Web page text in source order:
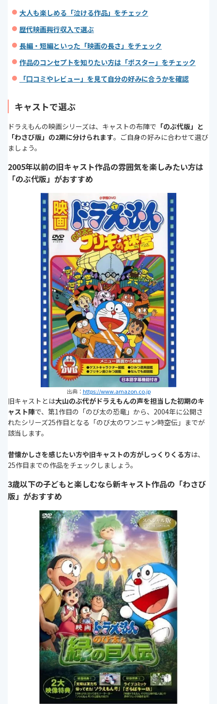
大人も楽しめる「泣ける作品」をチェック
歴代映画興行収入で選ぶ
長編・短編といった「映画の長さ」をチェック
作品のコンセプトを知りたい方は「ポスター」をチェック
「口コミやレビュー」を見て自分の好みに合うかを確認
キャストで選ぶ
ドラえもんの映画シリーズは、キャストの布陣で 「のぶ代版」と
「わさび版」の2期に分けられます。ご自身の好みに合わせて選び
ましょう。
2005年以前の旧キャスト作品の雰囲気を楽しみたい方は
「のぶ代版」がおすすめ
出典： https://www.amazon.co.jp
旧キャストとは大山のぶ代がドラえもんの声を担当した初期のキ
ャスト陣で、第1作目の「のび太の恐竜」から、2004年に公開さ
れたシリーズ25作目となる「のび太のワンニャン時空伝」までが
該当します。
昔懐かしさを感じたい方や旧キャストの方がしっくりくる方は、
25作目までの作品をチェックしましょう。
3歳以下の子どもと楽しむなら新キャスト作品の「わさび
版」がおすすめ